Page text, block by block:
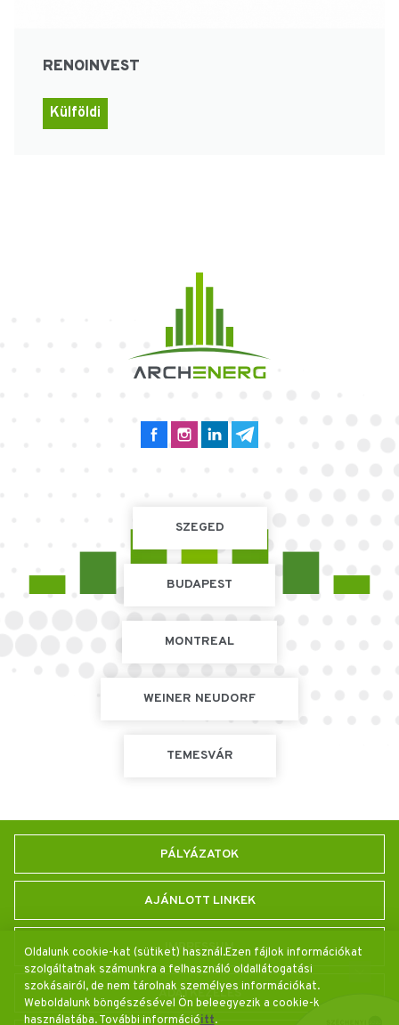
RENOINVEST
Külföldi
Oldalunk cookie-kat (sütiket) használ.Ezen fájlok információkat
szolgáltatnak számunkra a felhasználó oldallátogatási
szokásairól, de nem tárolnak személyes információkat.
Weboldalunk böngészésével Ön beleegyezik a cookie-k
használatába. További információitt.
SZEGED
BUDAPEST
MONTREAL
WEINER NEUDORF
TEMESVÁR
PÁLYÁZATOK
AJÁNLOTT LINKEK
IMPRESSUM
ADATKEZELÉS